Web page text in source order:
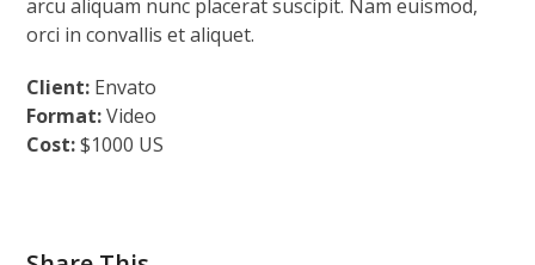
arcu aliquam nunc placerat suscipit. Nam euismod,
orci in convallis et aliquet.
Client: Envato
Format:Video
Cost:$1000 US